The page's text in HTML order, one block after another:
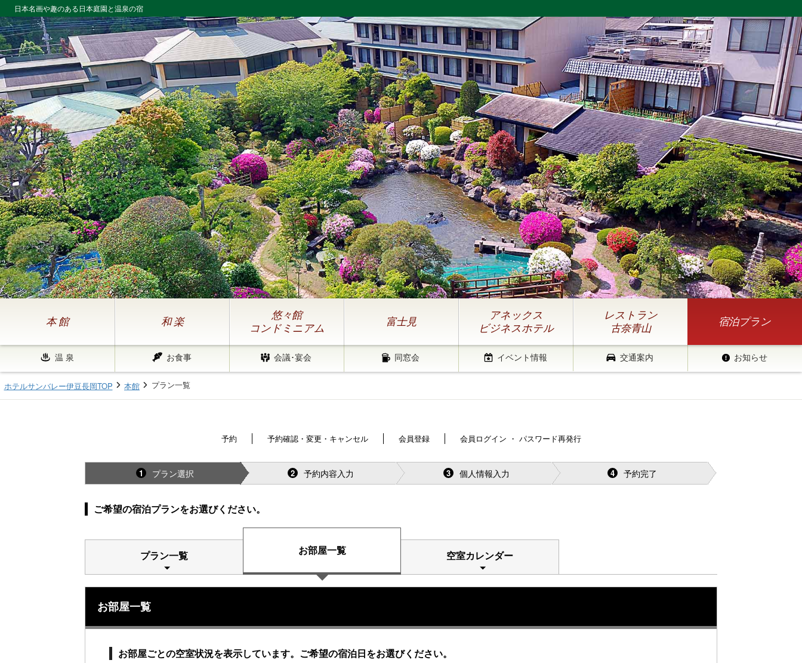
日本名画や趣のある日本庭園と温泉の宿
本 館 和 楽
悠々館
コンドミニアム
富士見
アネックス
ビジネスホテル
レストラン
古奈青山
宿泊プラン
温 泉 お食事 会議･宴会 同窓会 イベント情報 交通案内 お知らせ
ホテルサンバレー伊豆長岡TOP 本館 プラン一覧
予約 予約確認・変更・キャンセル 会員登録 会員ログイン ・ パスワード再発行
1 プラン選択 2 予約内容入力 3 個人情報入力 4 予約完了
ご希望の宿泊プランをお選びください。
プラン一覧 お部屋一覧 空室カレンダー
お部屋一覧
お部屋ごとの空室状況を表示しています。ご希望の宿泊日をお選びください。